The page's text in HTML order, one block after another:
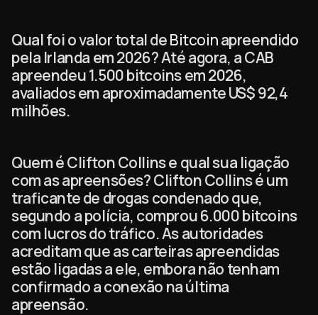
Qual foi o valor total deBitcoinapreendido
pela Irlanda em 2026? Até agora, a CAB
apreendeu 1.500 bitcoins em 2026,
avaliados em aproximadamente US$ 92,4
milhões.
Quem é Clifton Collins e qual sua ligação
com as apreensões? Clifton Collins é um
traficante de drogas condenado que,
segundo a polícia, comprou 6.000 bitcoins
com lucros do tráfico. As autoridades
acreditam que as carteiras apreendidas
estão ligadas a ele, embora não tenham
confirmado a conexão na última
apreensão.